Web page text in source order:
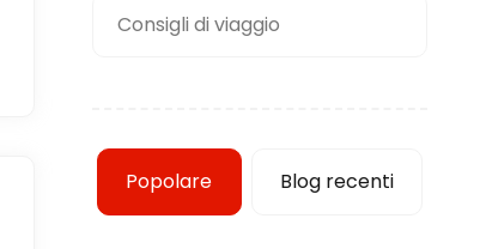
Consigli di viaggio
Popolare Blog recenti